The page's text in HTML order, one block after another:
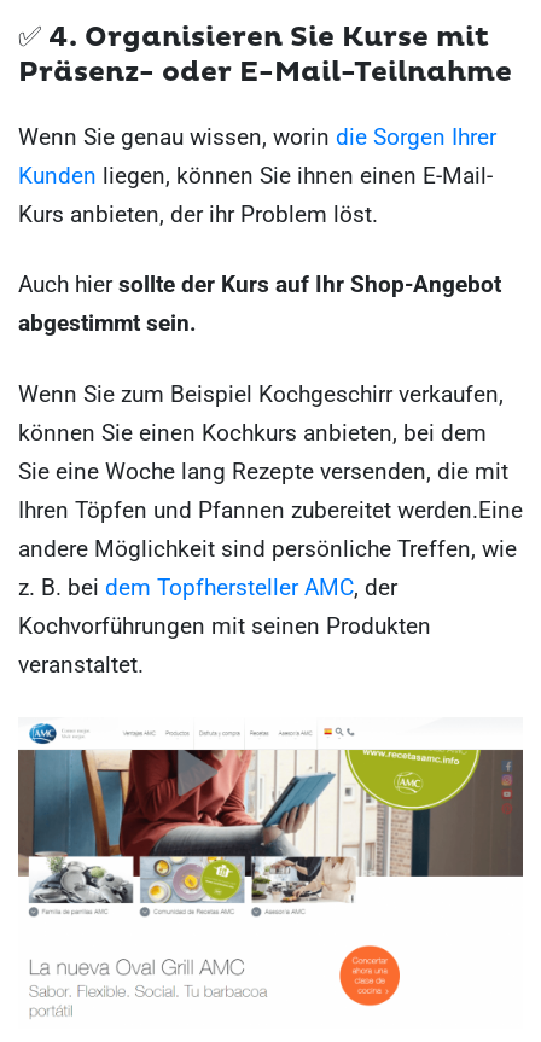
✅ 4. Organisieren Sie Kurse mit
Präsenz- oder E-Mail-Teilnahme
Wenn Sie genau wissen, worin die Sorgen Ihrer
Kunden liegen, können Sie ihnen einen E-Mail-
Kurs anbieten, der ihr Problem löst.
Auch hiersollte der Kurs auf Ihr Shop-Angebot
abgestimmt sein.
Wenn Sie zum Beispiel Kochgeschirr verkaufen,
können Sie einen Kochkurs anbieten, bei dem
Sie eine Woche lang Rezepte versenden, die mit
Ihren Töpfen und Pfannen zubereitet werden.Eine
andere Möglichkeit sind persönliche Treffen, wie
z. B. bei dem Topfhersteller AMC, der
Kochvorführungen mit seinen Produkten
veranstaltet.